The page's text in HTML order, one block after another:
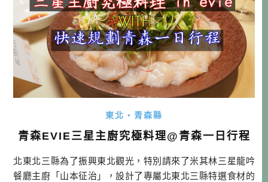
東北・青森縣
青森EVIE三星主廚究極料理@青森一日行程
北東北三縣為了振興東北觀光，特別請來了米其林三星龍吟
餐廳主廚「山本征治」，設計了專屬北東北三縣特選食材的